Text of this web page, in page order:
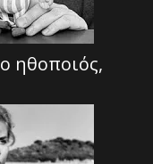
ηθοποιός,